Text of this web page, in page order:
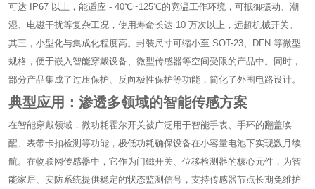
可达 IP67 以上，能适应 - 40℃~125℃的宽温工作环境，可抵御振动、潮
湿、电磁干扰等复杂工况，使用寿命长达 10 万次以上，远超机械开关。
其三，小型化与集成化程度高。封装尺寸可缩小至 SOT-23、DFN 等微型
规格，便于嵌入智能穿戴设备、微型传感器等空间受限的产品中。同时，
部分产品集成了过压保护、反向极性保护等功能，简化了外围电路设计。
典型应用：渗透多领域的智能传感方案
在智能穿戴领域，微功耗霍尔开关被广泛用于智能手表、手环的翻盖唤
醒、表带卡扣检测等功能，极低功耗确保设备在小容量电池下实现数月续
航。在物联网传感器中，它作为门磁开关、位移检测器的核心元件，为智
能家居、安防系统提供稳定的状态监测信号，支持传感器节点长期免维护